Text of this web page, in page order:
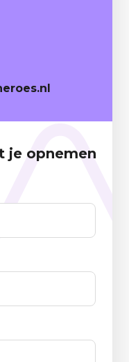
je opnemen